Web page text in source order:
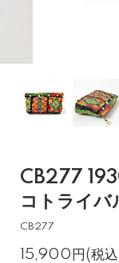
CB277
コトライ
CB277
15,900円(税